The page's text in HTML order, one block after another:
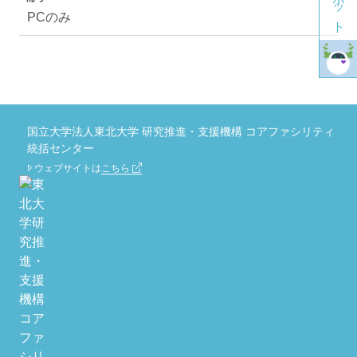
PCのみ
国立大学法人東北大学 研究推進・支援機構 コアファシリティ
統括センター
ウェブサイトはこちら